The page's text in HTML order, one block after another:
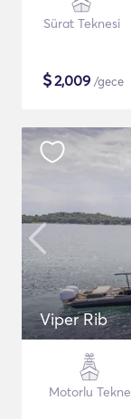
Sürat Teknesi
$2,009 /gece
Viper Rib
Motorlu Tekne